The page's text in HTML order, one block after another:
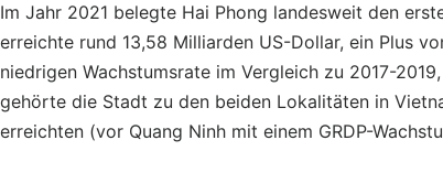
Im Jahr 2021 belegte Hai Phong landesweit den
erreichte rund 13,58 Milliarden US-Dollar, ein Plus
niedrigen Wachstumsrate im Vergleich zu 2017-
gehörte die Stadt zu den beiden Lokalitäten in
erreichten (vor Quang Ninh mit einem GRDP-